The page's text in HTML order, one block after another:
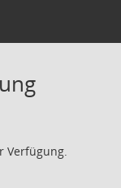
Verfügung.